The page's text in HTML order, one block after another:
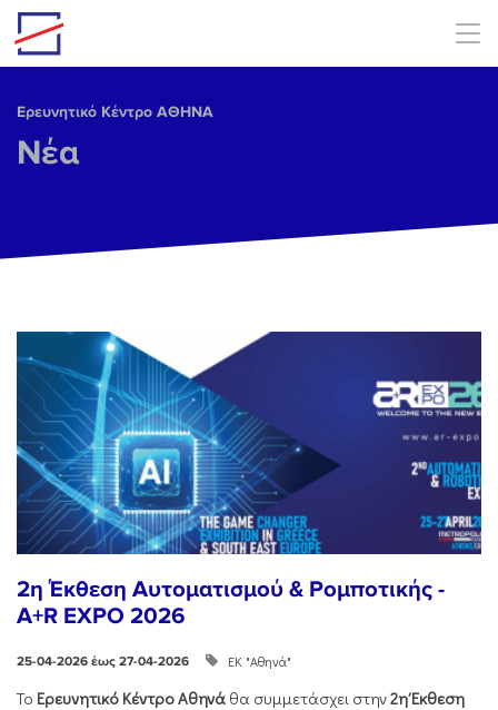
Skip to main content
Ερευνητικό Κέντρο ΑΘΗΝΑ
Νέα
2η Έκθεση Αυτοματισμού & Ρομποτικής -
A+R EXPO 2026
25-04-2026 έως 27-04-2026 ΕΚ "Αθηνά"
Το Ερευνητικό Κέντρο Αθηνά θα συμμετάσχει στην2η Έκθεση